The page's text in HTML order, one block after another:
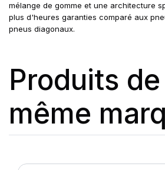
mélange de gomme et une architecture
plus d'heures garanties comparé aux
pneus diagonaux.
Produits
même